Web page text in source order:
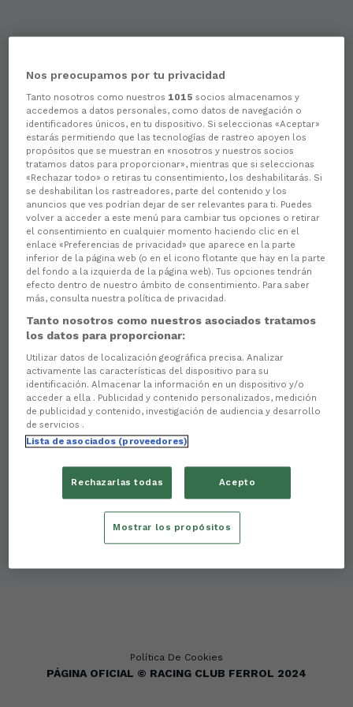
Política De Cookies
PÁGINA OFICIAL © RACING CLUB FERROL 2024
Nos preocupamos por tu privacidad
Tanto nosotros como nuestros 1015 socios almacenamos y
accedemos a datos personales, como datos de navegación o
identificadores únicos, en tu dispositivo. Si seleccionas «Aceptar»
estarás permitiendo que las tecnologías de rastreo apoyen los
propósitos que se muestran en «nosotros y nuestros socios
tratamos datos para proporcionar», mientras que si seleccionas
«Rechazar todo» o retiras tu consentimiento, los deshabilitarás. Si
se deshabilitan los rastreadores, parte del contenido y los
anuncios que ves podrían dejar de ser relevantes para ti. Puedes
volver a acceder a este menú para cambiar tus opciones o retirar
el consentimiento en cualquier momento haciendo clic en el
enlace «Preferencias de privacidad» que aparece en la parte
inferior de la página web (o en el icono flotante que hay en la parte
del fondo a la izquierda de la página web). Tus opciones tendrán
efecto dentro de nuestro ámbito de consentimiento. Para saber
más, consulta nuestra política de privacidad.
Tanto nosotros como nuestros asociados tratamos
los datos para proporcionar:
Utilizar datos de localización geográfica precisa. Analizar
activamente las características del dispositivo para su
identificación. Almacenar la información en un dispositivo y/o
acceder a ella . Publicidad y contenido personalizados, medición
de publicidad y contenido, investigación de audiencia y desarrollo
de servicios .
Lista de asociados (proveedores)
Rechazarlas todas Acepto
Mostrar los propósitos